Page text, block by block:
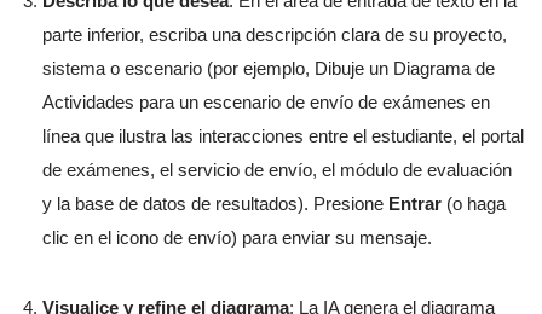
parte inferior, escriba una descripción clara de su proyecto,
sistema o escenario (por ejemplo, Dibuje un Diagrama de
Actividades para un escenario de envío de exámenes en
línea que ilustra las interacciones entre el estudiante, el portal
de exámenes, el servicio de envío, el módulo de evaluación
y la base de datos de resultados). Presione Entrar (o haga
clic en el icono de envío) para enviar su mensaje.
Visualice y refine el diagrama: La IA genera el diagrama